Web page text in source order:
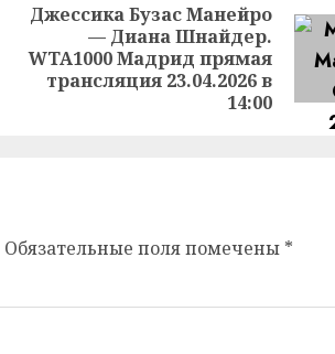
Предыдущая
запись:
Следующая
запись:
Джессика Бузас Манейро
— Диана Шнайдер.
WTA1000 Мадрид прямая
трансляция 23.04.2026 в
14:00
Обязательные поля помечены *